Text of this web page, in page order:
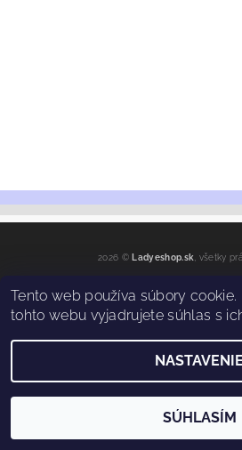
2026 © Ladyeshop.sk , všetky
Vytvoril
Tento web používa súbory
tohto webu vyjadrujete súhlas s
NASTAVENIE
SÚHLASÍM